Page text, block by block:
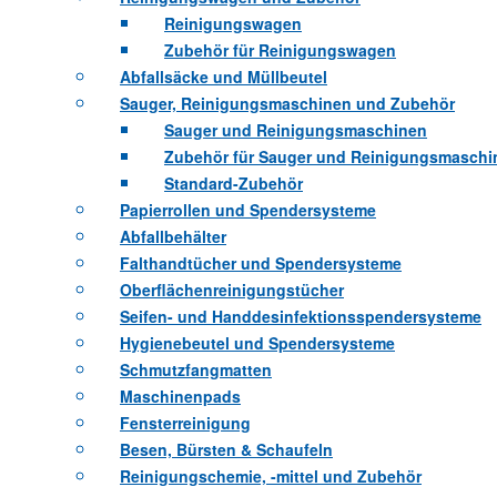
Reinigungswagen
Zubehör für Reinigungswagen
Abfallsäcke und Müllbeutel
Sauger, Reinigungsmaschinen und Zubehör
Sauger und Reinigungsmaschinen
Zubehör für Sauger und
Standard-Zubehör
Papierrollen und Spendersysteme
Abfallbehälter
Falthandtücher und Spendersysteme
Oberflächenreinigungstücher
Seifen- und Handdesinfektionsspendersysteme
Hygienebeutel und Spendersysteme
Schmutzfangmatten
Maschinenpads
Fensterreinigung
Besen, Bürsten & Schaufeln
Reinigungschemie, -mittel und Zubehör